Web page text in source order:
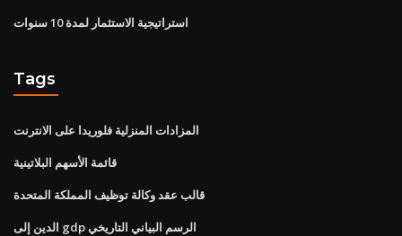
استراتيجية الاستثمار لمدة 10 سنوات
Tags
المزادات المنزلية فلوريدا على الانترنت
قائمة الأسهم البلاتينية
قالب عقد وكالة توظيف المملكة المتحدة
الدين إلى gdp الرسم البياني التاريخي